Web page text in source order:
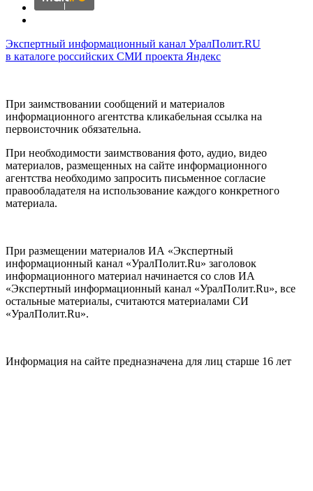
Экспертный информационный канал УралПолит.RU
в каталоге российских СМИ проекта Яндекс
При заимствовании сообщений и материалов
информационного агентства кликабельная ссылка на
первоисточник обязательна.
При необходимости заимствования фото, аудио, видео
материалов, размещенных на сайте информационного
агентства необходимо запросить письменное согласие
правообладателя на использование каждого конкретного
материала.
При размещении материалов ИА «Экспертный
информационный канал «УралПолит.Ru» заголовок
информационного материал начинается со слов ИА
«Экспертный информационный канал «УралПолит.Ru», все
остальные материалы, считаются материалами СИ
«УралПолит.Ru».
Информация на сайте предназначена для лиц старше 16 лет